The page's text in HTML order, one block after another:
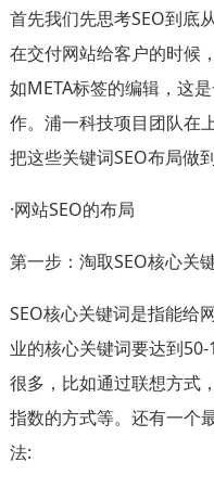
首先我们先思考SEO到底
在交付网站给客户的时候
如META标签的编辑，这
作。浦一科技项目团队在
把这些关键词SEO布局做到
·网站SEO的布局
第一步：淘取SEO核心关
SEO核心关键词是指能给
业的核心关键词要达到
很多，比如通过联想方式
指数的方式等。还有一个
法: